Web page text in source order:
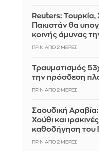
Reuters: Τουρκία,
Πακιστάν θα
κοινής άμυνας
ΠΡΙΝ ΑΠΌ 2 ΜΈΡΕΣ
Τραυματισμός
την πρόσδεση
ΠΡΙΝ ΑΠΌ 2 ΜΈΡΕΣ
Σαουδική Αραβία:
Χούθι και
καθοδήγηση του
ΠΡΙΝ ΑΠΌ 2 ΜΈΡΕΣ